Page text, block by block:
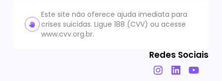
Este site não oferece ajuda imediata para
crises suicidas. Ligue 188 (CVV) ou acesse
www.cvv.org.br.
Redes Sociais
Instagram LinkedIn YouTube